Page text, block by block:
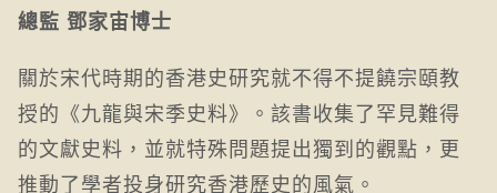
總監 鄧家宙博士
關於宋代時期的香港史研究就不得不提饒宗頤教
授的《九龍與宋季史料》。該書收集了罕見難得
的文獻史料，並就特殊問題提出獨到的觀點，更
推動了學者投身研究香港歷史的風氣。